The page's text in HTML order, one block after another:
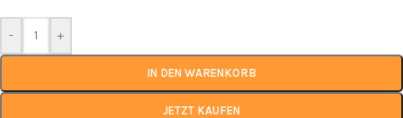
- +
IN DEN WARENKORB
JETZT KAUFEN